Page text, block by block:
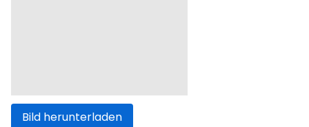
Bild herunterladen